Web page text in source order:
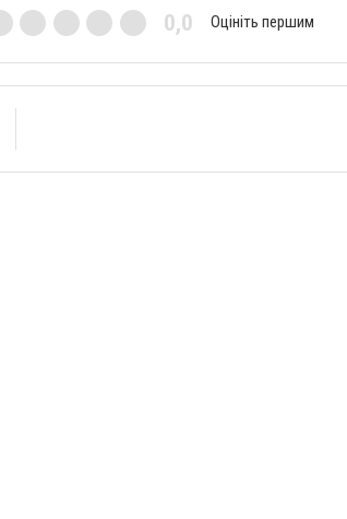
0,0 Оцініть першим